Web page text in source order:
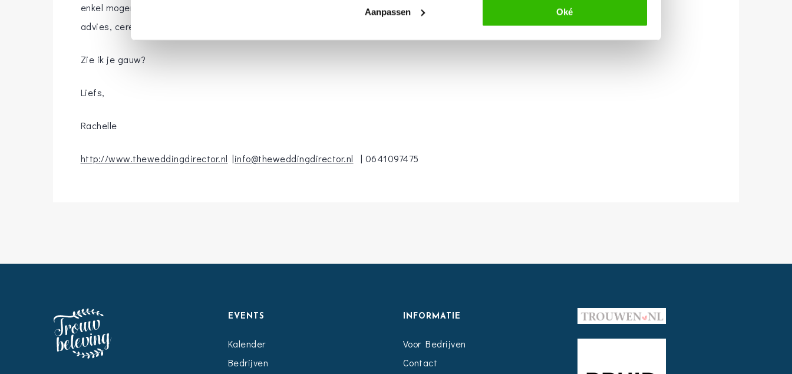
Aanpassen Oké
enkel mogen genieten samen met jullie dierbaren gasten. Zo verzorg ik
advies, ceremoniemeesterschap en wedding planning.
Zie ik je gauw?
Liefs,
Rachelle
http://www.theweddingdirector.nl |info@theweddingdirector.nl | 0641097475
EVENTS
Kalender
Bedrijven
INFORMATIE
Voor Bedrijven
Contact